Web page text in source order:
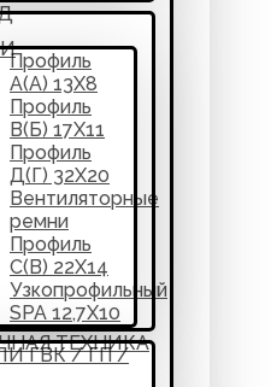
Профиль
А(А) 13Х8
Профиль
В(Б) 17Х11
Профиль
Д(Г) 32Х20
Вентиляторные
ремни
Профиль
С(В) 22Х14
Узкопрофильный
SPA 12,7Х10
ТЕХНИКА
ГВК / ГП /